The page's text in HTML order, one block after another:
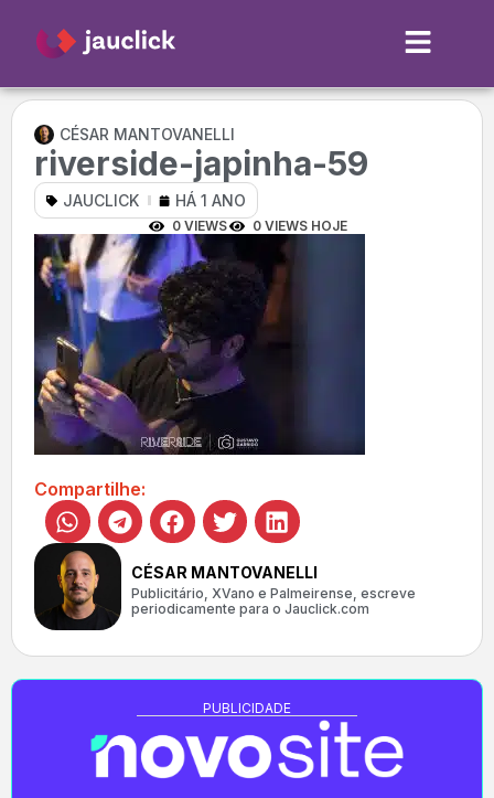
CÉSAR MANTOVANELLI
riverside-japinha-59
JAUCLICK HÁ 1 ANO
0 VIEWS 0 VIEWS HOJE
Compartilhe:
CÉSAR MANTOVANELLI
Publicitário, XVano e Palmeirense, escreve
periodicamente para o Jauclick.com
PUBLICIDADE